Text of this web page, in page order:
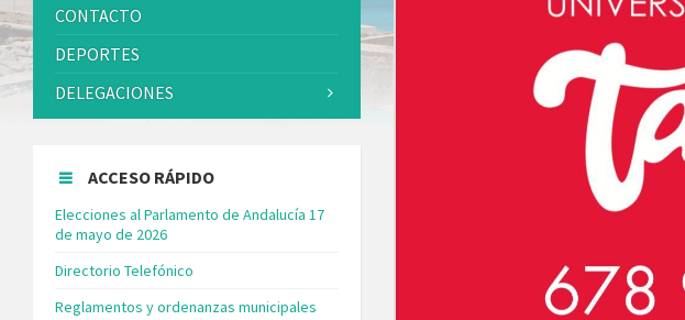
CONTACTO
DEPORTES
DELEGACIONES
ACCESO RÁPIDO
Elecciones al Parlamento de Andalucía 17
de mayo de 2026
Directorio Telefónico
Reglamentos y ordenanzas municipales